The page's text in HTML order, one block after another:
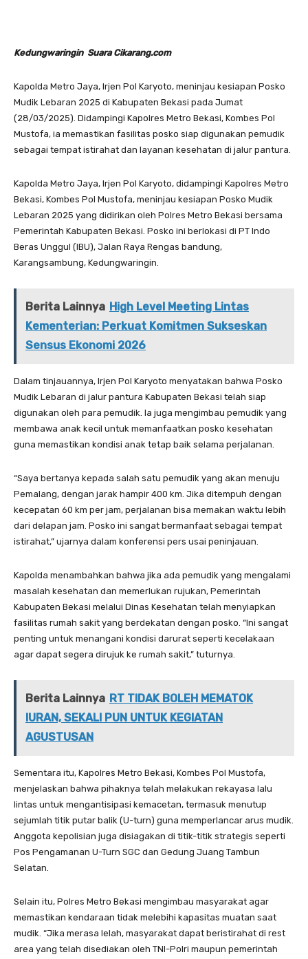
Kedungwaringin Suara Cikarang.com
Kapolda Metro Jaya, Irjen Pol Karyoto, meninjau kesiapan Posko
Mudik Lebaran 2025 di Kabupaten Bekasi pada Jumat
(28/03/2025). Didampingi Kapolres Metro Bekasi, Kombes Pol
Mustofa, ia memastikan fasilitas posko siap digunakan pemudik
sebagai tempat istirahat dan layanan kesehatan di jalur pantura.
Kapolda Metro Jaya, Irjen Pol Karyoto, didampingi Kapolres Metro
Bekasi, Kombes Pol Mustofa, meninjau kesiapan Posko Mudik
Lebaran 2025 yang didirikan oleh Polres Metro Bekasi bersama
Pemerintah Kabupaten Bekasi. Posko ini berlokasi di PT Indo
Beras Unggul (IBU), Jalan Raya Rengas bandung,
Karangsambung, Kedungwaringin.
Berita Lainnya High Level Meeting Lintas
Kementerian: Perkuat Komitmen Sukseskan
Sensus Ekonomi 2026
Dalam tinjauannya, Irjen Pol Karyoto menyatakan bahwa Posko
Mudik Lebaran di jalur pantura Kabupaten Bekasi telah siap
digunakan oleh para pemudik. Ia juga mengimbau pemudik yang
membawa anak kecil untuk memanfaatkan posko kesehatan
guna memastikan kondisi anak tetap baik selama perjalanan.
“Saya bertanya kepada salah satu pemudik yang akan menuju
Pemalang, dengan jarak hampir 400 km. Jika ditempuh dengan
kecepatan 60 km per jam, perjalanan bisa memakan waktu lebih
dari delapan jam. Posko ini sangat bermanfaat sebagai tempat
istirahat,” ujarnya dalam konferensi pers usai peninjauan.
Kapolda menambahkan bahwa jika ada pemudik yang mengalami
masalah kesehatan dan memerlukan rujukan, Pemerintah
Kabupaten Bekasi melalui Dinas Kesehatan telah menyiapkan
fasilitas rumah sakit yang berdekatan dengan posko. “Ini sangat
penting untuk menangani kondisi darurat seperti kecelakaan
agar dapat segera dirujuk ke rumah sakit,” tuturnya.
Berita Lainnya RT TIDAK BOLEH MEMATOK
IURAN, SEKALI PUN UNTUK KEGIATAN
AGUSTUSAN
Sementara itu, Kapolres Metro Bekasi, Kombes Pol Mustofa,
menjelaskan bahwa pihaknya telah melakukan rekayasa lalu
lintas untuk mengantisipasi kemacetan, termasuk menutup
sejumlah titik putar balik (U-turn) guna memperlancar arus mudik.
Anggota kepolisian juga disiagakan di titik-titik strategis seperti
Pos Pengamanan U-Turn SGC dan Gedung Juang Tambun
Selatan.
Selain itu, Polres Metro Bekasi mengimbau masyarakat agar
memastikan kendaraan tidak melebihi kapasitas muatan saat
mudik. “Jika merasa lelah, masyarakat dapat beristirahat di rest
area yang telah disediakan oleh TNI-Polri maupun pemerintah